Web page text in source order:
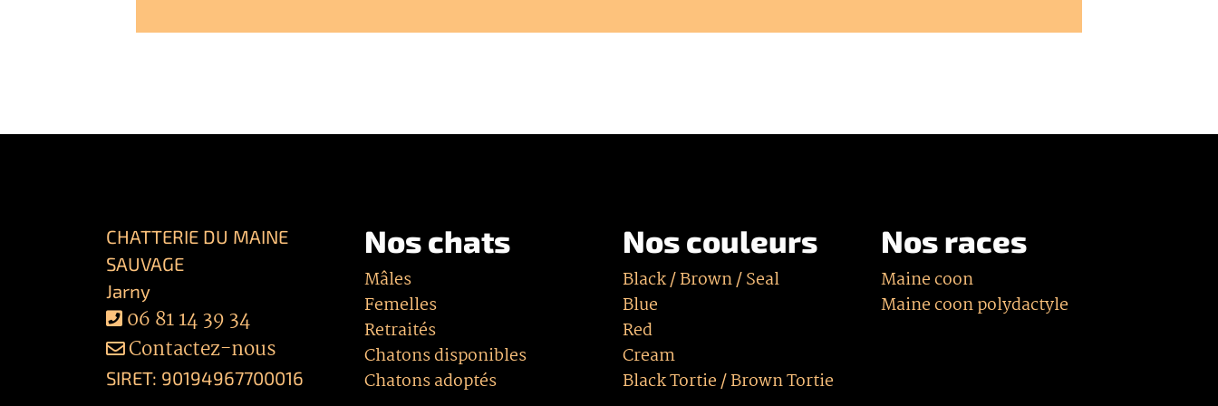
CHATTERIE DU MAINE
SAUVAGE
Jarny
06 81 14 39 34
Contactez-nous
SIRET: 90194967700016
Nos chats
Mâles
Femelles
Retraités
Chatons disponibles
Chatons adoptés
Nos couleurs
Black / Brown / Seal
Blue
Red
Cream
Black Tortie / Brown Tortie
Nos races
Maine coon
Maine coon polydactyle